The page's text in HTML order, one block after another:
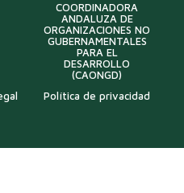
COORDINADORA
ANDALUZA DE
ORGANIZACIONES NO
GUBERNAMENTALES
PARA EL
DESARROLLO
(CAONGD)
Política de privacidad